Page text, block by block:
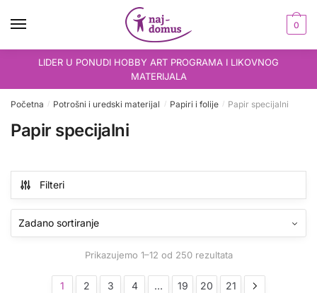
0
LIDER U PONUDI HOBBY ART PROGRAMA I LIKOVNOG
MATERIJALA
Početna / Potrošni i uredski materijal / Papiri i folije / Papir specijalni
Papir specijalni
Filteri
Prikazujemo 1–12 od 250 rezultata
1 2 3 4 … 19 20 21